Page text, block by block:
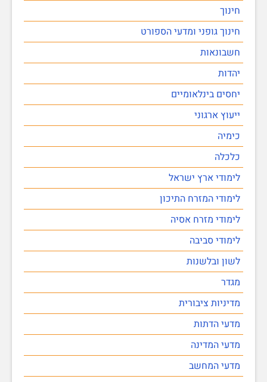
חינוך
חינוך גופני ומדעי הספורט
חשבונאות
יהדות
יחסים בינלאומיים
ייעוץ ארגוני
כימיה
כלכלה
לימודי ארץ ישראל
לימודי המזרח התיכון
לימודי מזרח אסיה
לימודי סביבה
לשון ובלשנות
מגדר
מדיניות ציבורית
מדעי הדתות
מדעי המדינה
מדעי המחשב